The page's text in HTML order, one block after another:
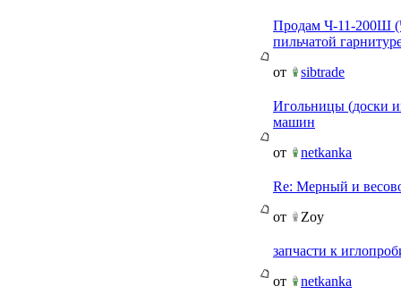
Продам Ч-11-200Ш
пильчатой
от
sibtrade
Игольницы (доски
машин
от
netkanka
Re: Мерный и
от
Zoy
запчасти к
от
netkanka